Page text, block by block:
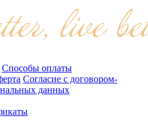
Способы оплаты
Согласие с договором-
данных